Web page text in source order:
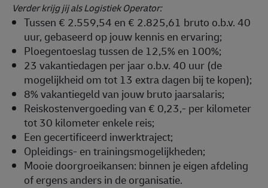
Verder krijg jij als Logistiek Operator:
Tussen € 2.559,54 en € 2.825,61 bruto o.b.v. 40
uur, gebaseerd op jouw kennis en ervaring;
Ploegentoeslag tussen de 12,5% en 100%;
23 vakantiedagen per jaar o.b.v. 40 uur (de
mogelijkheid om tot 13 extra dagen bij te kopen);
8% vakantiegeld van jouw bruto jaarsalaris;
Reiskostenvergoeding van € 0,23,- per kilometer
tot 30 kilometer enkele reis;
Een gecertificeerd inwerktraject;
Opleidings- en trainingsmogelijkheden;
Mooie doorgroeikansen: binnen je eigen afdeling
of ergens anders in de organisatie.